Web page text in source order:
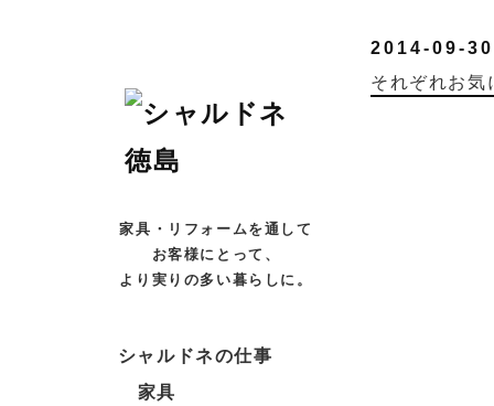
家具・リフォームを通して
お客様にとって、
より実りの多い暮らしに。
シャルドネの仕事
家具
2014-09-30
それぞれお気